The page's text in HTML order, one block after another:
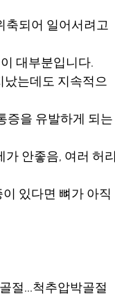
축되어 일어서려고
대부분입니다.
났는데도 지속적으
증을 유발하게 되는
안좋음, 여러 허리
있다면 뼈가 아직
절...척추압박골절